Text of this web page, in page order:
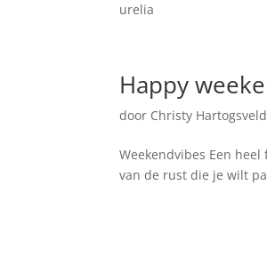
urelia
Happy
door Christy Hartogsveld
Weekendvibes Een
van de rust die je wilt